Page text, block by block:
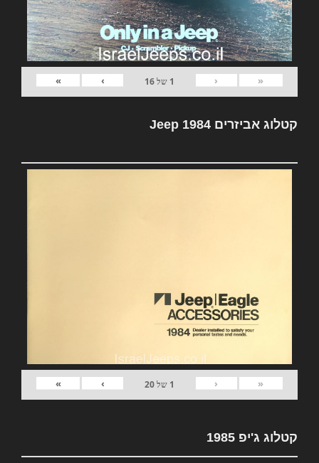
«
‹
1 של16
›
»
קטלוג אביזרים Jeep 1984
«
‹
1 של20
›
»
קטלוג ג'יפ 1985